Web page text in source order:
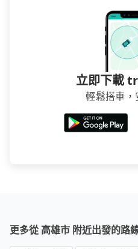
立即下載
輕鬆搭車，
更多從 高雄市 附近出發的路